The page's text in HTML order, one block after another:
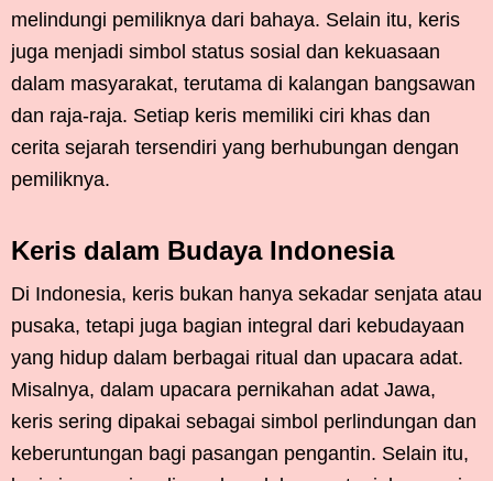
melindungi pemiliknya dari bahaya. Selain itu, keris
juga menjadi simbol status sosial dan kekuasaan
dalam masyarakat, terutama di kalangan bangsawan
dan raja-raja. Setiap keris memiliki ciri khas dan
cerita sejarah tersendiri yang berhubungan dengan
pemiliknya.
Keris dalam Budaya Indonesia
Di Indonesia, keris bukan hanya sekadar senjata atau
pusaka, tetapi juga bagian integral dari kebudayaan
yang hidup dalam berbagai ritual dan upacara adat.
Misalnya, dalam upacara pernikahan adat Jawa,
keris sering dipakai sebagai simbol perlindungan dan
keberuntungan bagi pasangan pengantin. Selain itu,